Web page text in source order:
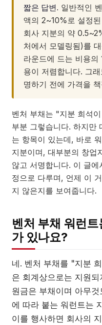
짧은 답변. 일반적인
액의 2~10%로 설정
회사 지분의 약
처에서 모델링됨)를
라운드에 드는 비용
용이 저렴합니다. 그
명하기 전에 가격을
벤처 부채는 "지분 희석
부분 그렇습니다. 하지만
는 항목이 있는데, 바로
지분이며, 대부분의 창업
않고 서명합니다. 이 글
정으로 다루며, 언제 이
지 않은지를 보여줍니다.
벤처 부채 워런
가 있나요?
네. 벤처 부채를 "지분
은 회계상으로는 지원
원금은 부채이며 아무
에 따라 붙는 워런트는
이를 행사하면 회사의